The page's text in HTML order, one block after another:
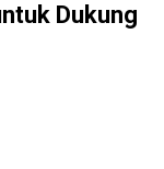
Dukung